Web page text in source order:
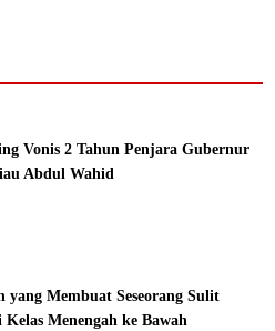
Vonis 2 Tahun Penjara Gubernur
Abdul Wahid
yang Membuat Seseorang Sulit
Menengah ke Bawah